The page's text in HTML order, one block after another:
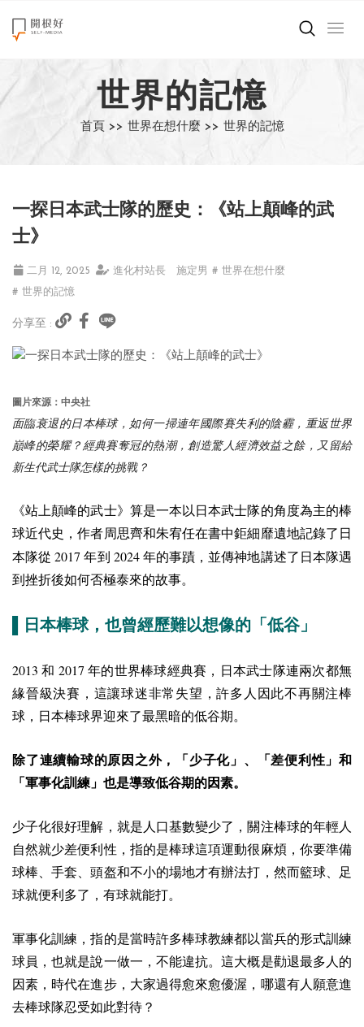
來點正能量
世界在想什麼
創造美好生活
職場商業經濟
影片專區
世界的記憶
首頁 >> 世界在想什麼 >> 世界的記憶
一探日本武士隊的歷史：《站上顛峰的武
士》
二月 12, 2025 進化村站長 施定男 # 世界在想什麼
# 世界的記憶
分享至 :
圖片來源：中央社
面臨衰退的日本棒球，如何一掃連年國際賽失利的陰霾，重返世界
巔峰的榮耀？經典賽奪冠的熱潮，創造驚人經濟效益之餘，又留給
新生代武士隊怎樣的挑戰？
《站上顛峰的武士》算是一本以日本武士隊的角度為主的棒
球近代史，作者周思齊和朱宥任在書中鉅細靡遺地記錄了日
本隊從2017 年到 2024年的事蹟，並傳神地講述了日本隊遇
到挫折後如何否極泰來的故事。
▌日本棒球，也曾經歷難以想像的「低谷」
2013 和 2017 年的世界棒球經典賽，日本武士隊連兩次都無
緣晉級決賽，這讓球迷非常失望，許多人因此不再關注棒
球，日本棒球界迎來了最黑暗的低谷期。
除了連續輸球的原因之外，「少子化」、「差便利性」和
「軍事化訓練」也是導致低谷期的因素。
少子化很好理解，就是人口基數變少了，關注棒球的年輕人
自然就少差便利性，指的是棒球這項運動很麻煩，你要準備
球棒、手套、頭盔和不小的場地才有辦法打，然而籃球、足
球就便利多了，有球就能打。
軍事化訓練，指的是當時許多棒球教練都以當兵的形式訓練
球員，也就是說一做一，不能違抗。這大概是勸退最多人的
因素，時代在進步，大家過得愈來愈優渥，哪還有人願意進
去棒球隊忍受如此對待？